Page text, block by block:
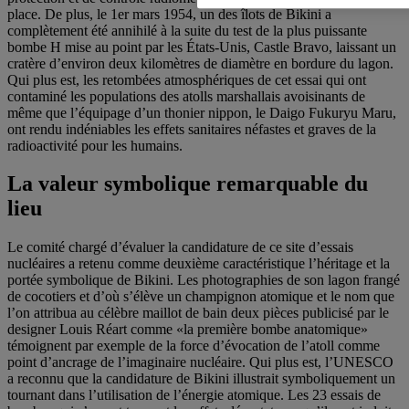
place. De plus, le 1er mars 1954, un des îlots de Bikini a
complètement été annihilé à la suite du test de la plus puissante
bombe H mise au point par les États-Unis, Castle Bravo, laissant un
cratère d’environ deux kilomètres de diamètre en bordure du lagon.
Qui plus est, les retombées atmosphériques de cet essai qui ont
contaminé les populations des atolls marshallais avoisinants de
même que l’équipage d’un thonier nippon, le Daigo Fukuryu Maru,
ont rendu indéniables les effets sanitaires néfastes et graves de la
radioactivité pour les humains.
La valeur symbolique remarquable du
lieu
Le comité chargé d’évaluer la candidature de ce site d’essais
nucléaires a retenu comme deuxième caractéristique l’héritage et la
portée symbolique de Bikini. Les photographies de son lagon frangé
de cocotiers et d’où s’élève un champignon atomique et le nom que
l’on attribua au célèbre maillot de bain deux pièces publicisé par le
designer Louis Réart comme «la première bombe anatomique»
témoignent par exemple de la force d’évocation de l’atoll comme
point d’ancrage de l’imaginaire nucléaire. Qui plus est, l’UNESCO
a reconnu que la candidature de Bikini illustrait symboliquement un
tournant dans l’utilisation de l’énergie atomique. Les 23 essais de